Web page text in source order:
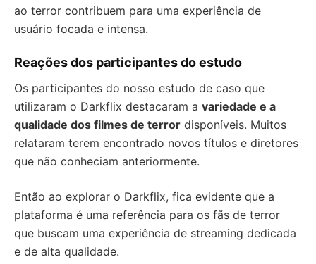
ao terror contribuem para uma experiência de
usuário focada e intensa.
Reações dos participantes do estudo
Os participantes do nosso estudo de caso que
utilizaram o Darkflix destacaram a variedade e a
qualidade dos filmes de terror disponíveis. Muitos
relataram terem encontrado novos títulos e diretores
que não conheciam anteriormente.
Então ao explorar o Darkflix, fica evidente que a
plataforma é uma referência para os fãs de terror
que buscam uma experiência de streaming dedicada
e de alta qualidade.